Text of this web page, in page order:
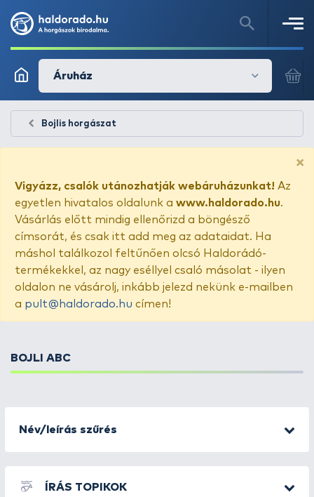
Áruház
Bojlis horgászat
×
Vigyázz, csalók utánozhatják webáruházunkat! Az
egyetlen hivatalos oldalunk a www.haldorado.hu.
Vásárlás előtt mindig ellenőrizd a böngésző
címsorát, és csak itt add meg az adataidat. Ha
máshol találkozol feltűnően olcsó Haldorádó-
termékekkel, az nagy eséllyel csaló másolat - ilyen
oldalon ne vásárolj, inkább jelezd nekünk e-mailben
a pult@haldorado.hu címen!
BOJLI ABC
Név/leírás szűrés
ÍRÁS TOPIKOK